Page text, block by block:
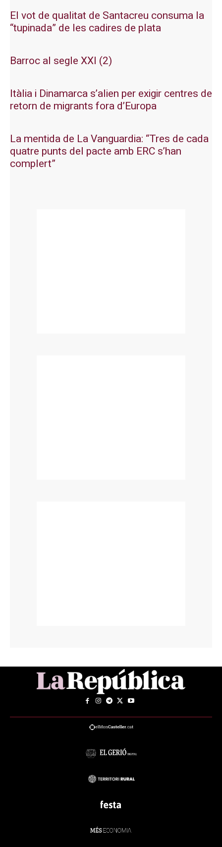
El vot de qualitat de Santacreu consuma la
“tupinada” de les cadires de plata
Barroc al segle XXI (2)
Itàlia i Dinamarca s’alien per exigir centres de
retorn de migrants fora d’Europa
La mentida de La Vanguardia: “Tres de cada
quatre punts del pacte amb ERC s’han
complert”